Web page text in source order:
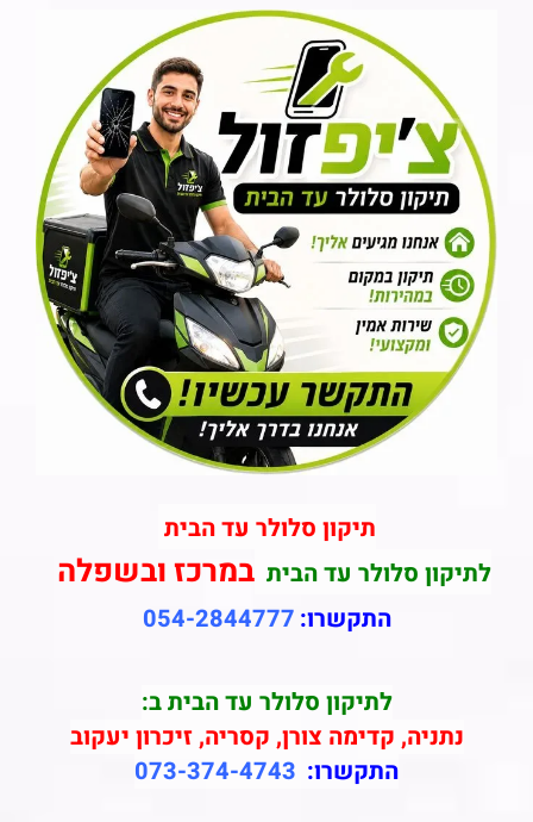
תיקון סלולר עד הבית
לתיקון סלולר עד הביתבמרכז ובשפלה
התקשרו: 054-2844777
לתיקון סלולר עד הבית ב:
נתניה, קדימה צורן, קסריה, זיכרון יעקוב
התקשרו: 073-374-4743